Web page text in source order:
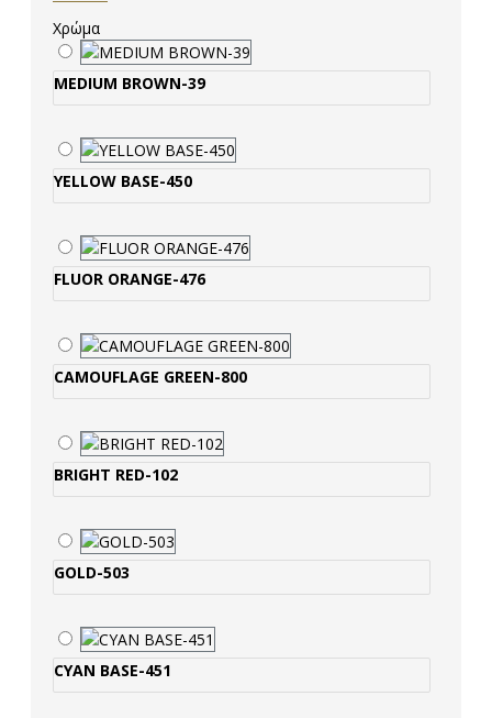
Χρώμα
MEDIUM BROWN-39
YELLOW BASE-450
FLUOR ORANGE-476
CAMOUFLAGE GREEN-800
BRIGHT RED-102
GOLD-503
CYAN BASE-451